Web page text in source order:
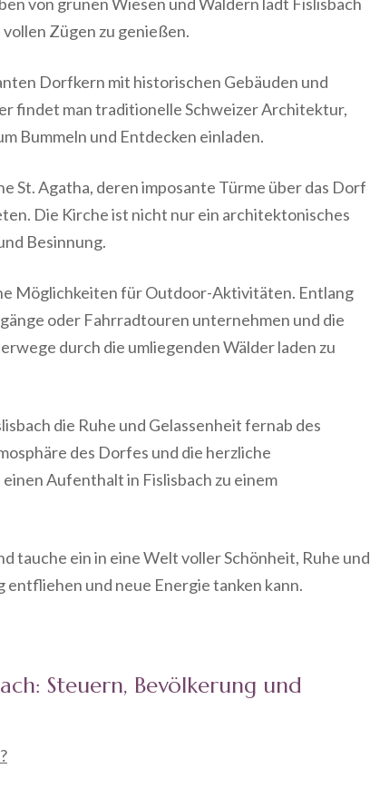
Zügen zu genießen.
Dorfkern mit historischen Gebäuden und
findet man traditionelle Schweizer Architektur,
Bummeln und Entdecken einladen.
St. Agatha, deren imposante Türme über das Dorf
Die Kirche ist nicht nur ein architektonisches
Besinnung.
Möglichkeiten für Outdoor-Aktivitäten. Entlang
oder Fahrradtouren unternehmen und die
durch die umliegenden Wälder laden zu
die Ruhe und Gelassenheit fernab des
des Dorfes und die herzliche
Aufenthalt in Fislisbach zu einem
tauche ein in eine Welt voller Schönheit, Ruhe und
entfliehen und neue Energie tanken kann.
Steuern, Bevölkerung und